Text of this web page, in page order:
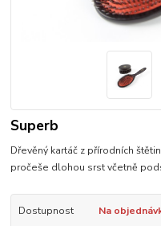
Superb
Dřevěný kartáč z přírodních
pročeše dlohou srst včetně
Dostupnost
Na